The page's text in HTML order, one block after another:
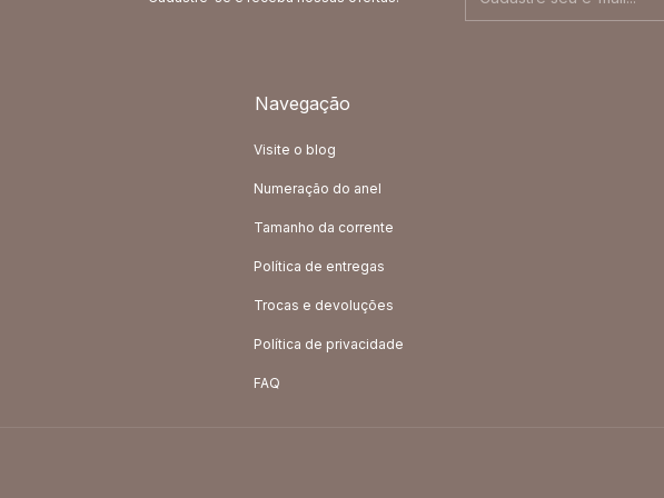
Navegação
Visite o blog
Numeração do anel
Tamanho da corrente
Política de entregas
Trocas e devoluções
Política de privacidade
FAQ